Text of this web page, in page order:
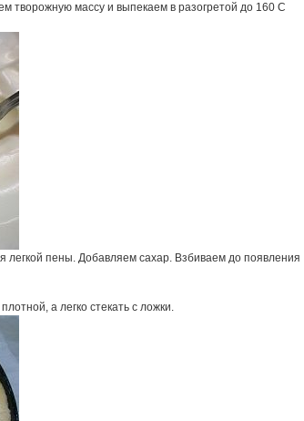
творожную массу и выпекаем в разогретой до 160 С
легкой пены. Добавляем сахар. Взбиваем до появления
а легко стекать с ложки.